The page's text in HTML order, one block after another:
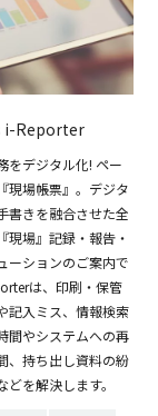
i-Reporter
をデジタル化! ペー
現場帳票』。デジタ
書きを融合させた全
現場』記録・報告・
ーションのご案内で
は、印刷・保管
記入ミス、情報検索
間やシステムへの再
、持ち出し資料の紛
どを解決します。